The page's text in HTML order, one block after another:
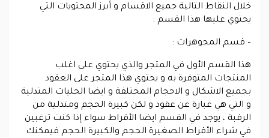
خلال النقاط التالية جميع الاقسام و أبرز المحتويات التي
يحتوي عليها هذا القسم :
– قسم المجوهرات :
هذا القسم الأول في المتجر والذي يحتوي على اغلب
المنتجات المتوفرة به و يحتوي هذا المتجر على العقود
بجميع الاشكال و الاحجام المختلفة و ايضا الحليات المتدلية
و التي هي عبارة عن عقود و لكن كبيرة الحجم ومتدلية من
الرقبة ، يوجد في القسم ايضا الأقراط سواء إذا كنت ترغبين
في شراء الأقراط الصغيرة الحجم والكبيرة الحجم فيمكنك